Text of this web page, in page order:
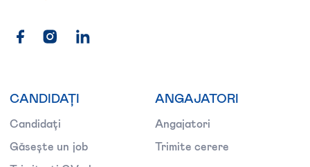
CANDIDAȚI
Candidați
Găsește un job
ANGAJATORI
Angajatori
Trimite cerere